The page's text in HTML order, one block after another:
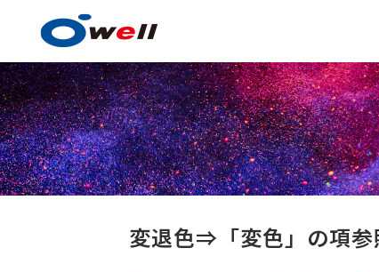
塗料・塗膜形成技術
変退色⇒「変色」の項参